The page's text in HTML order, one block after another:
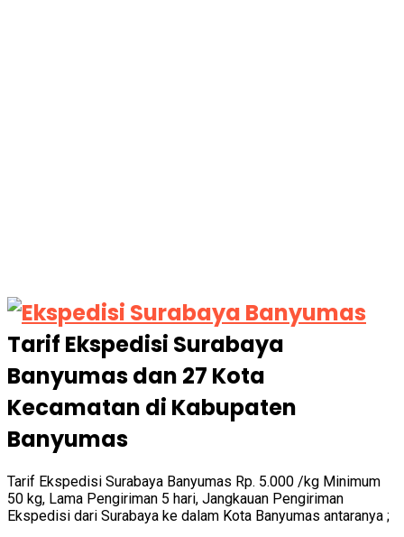
Tarif Ekspedisi Surabaya
Banyumas dan 27 Kota
Kecamatan di Kabupaten
Banyumas
Tarif Ekspedisi Surabaya Banyumas Rp. 5.000 /kg Minimum
50 kg, Lama Pengiriman 5 hari, Jangkauan Pengiriman
Ekspedisi dari Surabaya ke dalam Kota Banyumas antaranya ;